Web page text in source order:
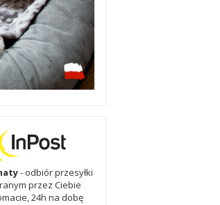
- odbiór przesyłki
przez Ciebie
24h na dobę